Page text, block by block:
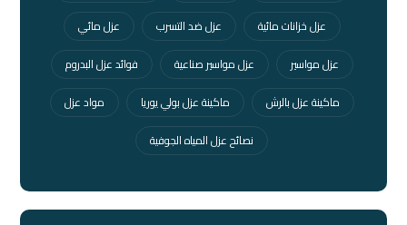
عزل خزانات مائية
عزل ضد التسرب
عزل مائي
عزل مواسير
عزل مواسير صناعية
فوائد عزل البدروم
ماكينة عزل بالرش
ماكينة عزل بولي يوريا
مواد عزل
نصائح عزل المياه الجوفية